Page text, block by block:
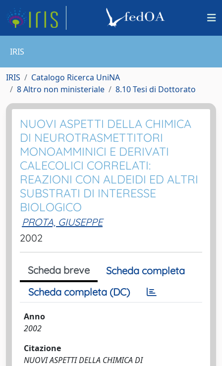
IRIS
IRIS
Catalogo Ricerca UniNA
8 Altro non ministeriale
8.10 Tesi di Dottorato
NUOVI ASPETTI DELLA CHIMICA
DI NEUROTRASMETTITORI
MONOAMMINICI E DERIVATI
CALECOLICI CORRELATI:
REAZIONI CON ALDEIDI ED ALTRI
SUBSTRATI DI INTERESSE
BIOLOGICO
PROTA, GIUSEPPE
2002
Scheda breve
Scheda completa
Scheda completa (DC)
Anno
2002
Citazione
NUOVI ASPETTI DELLA CHIMICA DI